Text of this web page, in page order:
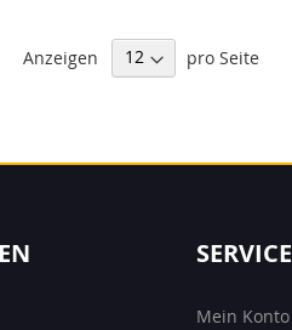
Anzeigen pro Seite
SERVICE
Mein Konto